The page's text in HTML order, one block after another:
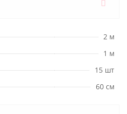
2 м
1 м
15 шт
60 см